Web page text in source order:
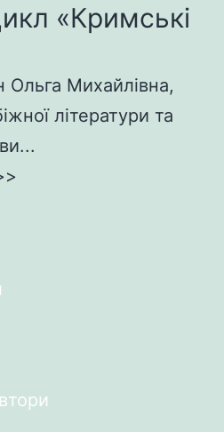
«Кримські
Ольга Михайлівна,
літератури та